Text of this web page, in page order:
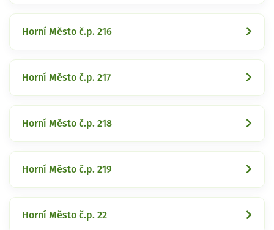
Horní Město č.p. 216
Horní Město č.p. 217
Horní Město č.p. 218
Horní Město č.p. 219
Horní Město č.p. 22